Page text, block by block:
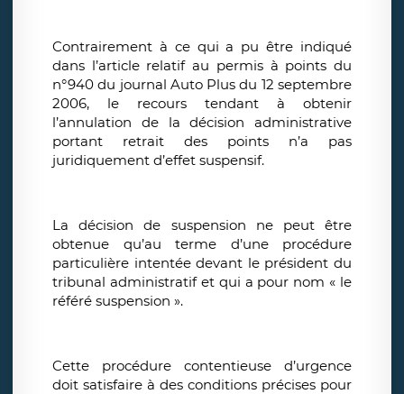
Contrairement à ce qui a pu être indiqué
dans l’article relatif au permis à points du
n°940 du journal Auto Plus du 12 septembre
2006, le recours tendant à obtenir
l’annulation de la décision administrative
portant retrait des points n’a pas
juridiquement d’effet suspensif.
La décision de suspension ne peut être
obtenue qu’au terme d’une procédure
particulière intentée devant le président du
tribunal administratif et qui a pour nom « le
référé suspension ».
Cette procédure contentieuse d’urgence
doit satisfaire à des conditions précises pour